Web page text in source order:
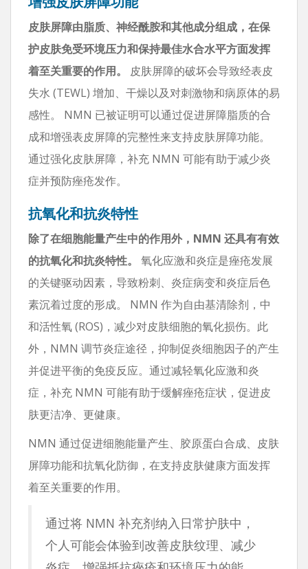
皮肤屏障由脂质、神经酰胺和其他成分组成，在保
护皮肤免受环境压力和保持最佳水合水平方面发挥
着至关重要的作用。
皮肤屏障的破坏会导致经表皮
失水 (TEWL) 增加、干燥以及对刺激物和病原体的易
感性。 NMN 已被证明可以通过促进屏障脂质的合
成和增强表皮屏障的完整性来支持皮肤屏障功能。
通过强化皮肤屏障，补充 NMN 可能有助于减少炎
症并预防痤疮发作。
抗氧化和抗炎特性
除了在细胞能量产生中的作用外，NMN 还具有有效
的抗氧化和抗炎特性。
氧化应激和炎症是痤疮发展
的关键驱动因素，导致粉刺、炎症病变和炎症后色
素沉着过度的形成。 NMN 作为自由基清除剂，中
和活性氧 (ROS)，减少对皮肤细胞的氧化损伤。此
外，NMN 调节炎症途径，抑制促炎细胞因子的产生
并促进平衡的免疫反应。通过减轻氧化应激和炎
症，补充 NMN 可能有助于缓解痤疮症状，促进皮
肤更洁净、更健康。
NMN 通过促进细胞能量产生、胶原蛋白合成、皮肤
屏障功能和抗氧化防御，在支持皮肤健康方面发挥
着至关重要的作用。
通过将 NMN 补充剂纳入日常护肤中，
个人可能会体验到改善皮肤纹理、减少